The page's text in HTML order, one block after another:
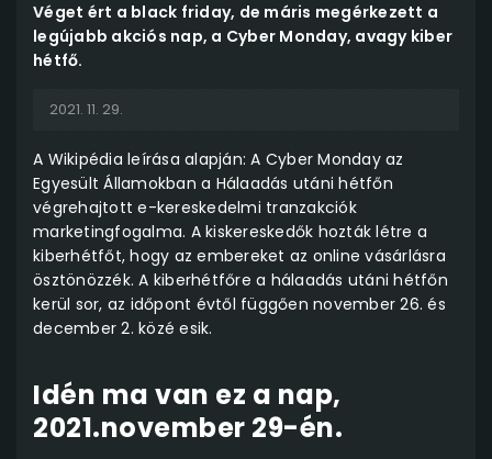
Véget ért a black friday, de máris megérkezett a
legújabb akciós nap, a Cyber Monday, avagy kiber
hétfő.
2021. 11. 29.
A Wikipédia leírása alapján: A Cyber Monday az
Egyesült Államokban a Hálaadás utáni hétfőn
végrehajtott e-kereskedelmi tranzakciók
marketingfogalma. A kiskereskedők hozták létre a
kiberhétfőt, hogy az embereket az online vásárlásra
ösztönözzék. A kiberhétfőre a hálaadás utáni hétfőn
kerül sor, az időpont évtől függően november 26. és
december 2. közé esik.
Idén ma van ez a nap,
2021.november 29-én.